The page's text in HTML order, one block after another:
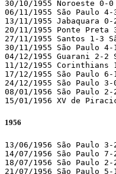
30/10/1955 Noroeste 0-0
06/11/1955 São Paulo
13/11/1955 Jabaquara 0-
20/11/1955 Ponte Preta
27/11/1955 Santos 1-3
30/11/1955 São Paulo 4-
04/12/1955 Guarani 2-2
11/12/1955 Corinthians
17/12/1955 São Paulo
24/12/1955 São Paulo
08/01/1956 São Paulo
15/01/1956 XV de
1956
13/06/1956 São Paulo 3-2 São
14/07/1956 São
18/07/1956 São
21/07/1956 São